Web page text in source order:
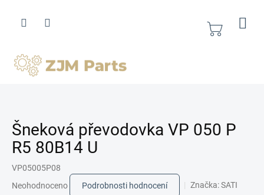
obsah
Nákupní
Šneková převodovka VP 050 P
R5 80B14 U
VP05005P08
hodnocení
Neohodnoceno Podrobnosti hodnocení Značka:SATI